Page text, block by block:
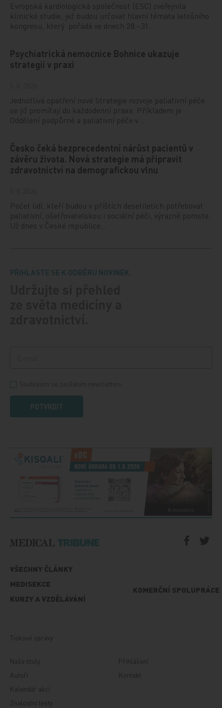
Evropská kardiologická společnost (ESC) zveřejnila
klinické studie, jež budou určovat hlavní témata letošního
kongresu, který pořádá ve dnech 28.–31…
Psychiatrická nemocnice Bohnice ukazuje
strategii v praxi
Jednotlivá opatření nové Strategie rozvoje paliativní péče
se již promítají do každodenní praxe. Příkladem je
Oddělení podpůrné a paliativní péče v…
Česko čeká bezprecedentní nárůst pacientů v
závěru života. Nová strategie má připravit
zdravotnictví na demografickou vlnu
Počet lidí, kteří budou v příštích desetiletích potřebovat
paliativní, ošetřovatelskou i sociální péči, výrazně poroste.
Už dnes v České republice…
PŘIHLASTE SE K ODBĚRU NOVINEK.
POTVRDIT
VŠECHNY ČLÁNKY
MEDISEKCE
KURZY A VZDĚLÁVÁNÍ
KOMERČNÍ SPOLUPRÁCE
Tiskové zprávy
Naše tituly
Autoři
Kalendář akcí
Znalostní testy
Přihlášení
Kontakt